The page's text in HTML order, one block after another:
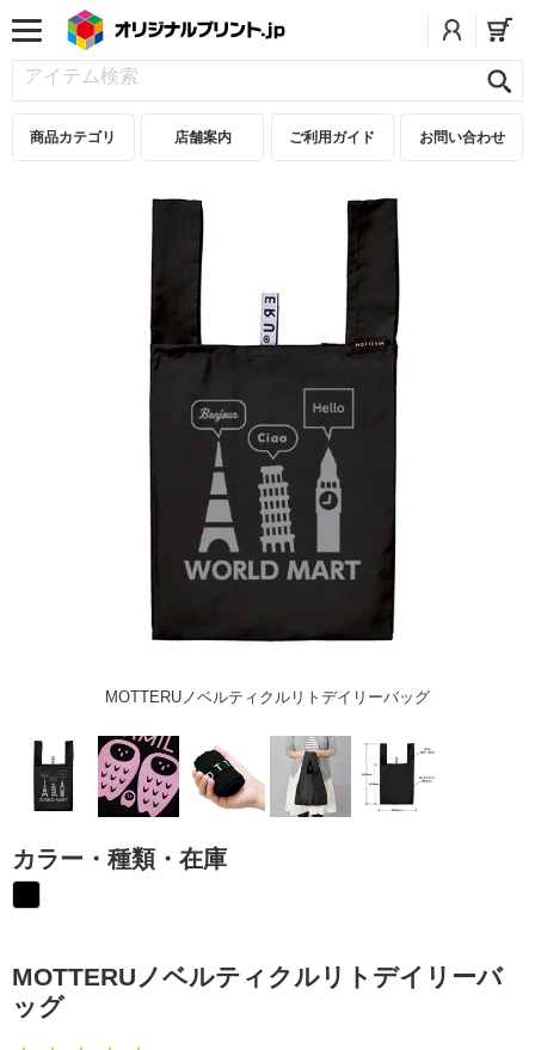
商品カテゴリ 店舗案内 ご利用ガイド お問い合わせ
MOTTERUノベルティクルリトデイリーバッグ
カラー・種類・在庫
MOTTERUノベルティクルリトデイリーバ
ッグ